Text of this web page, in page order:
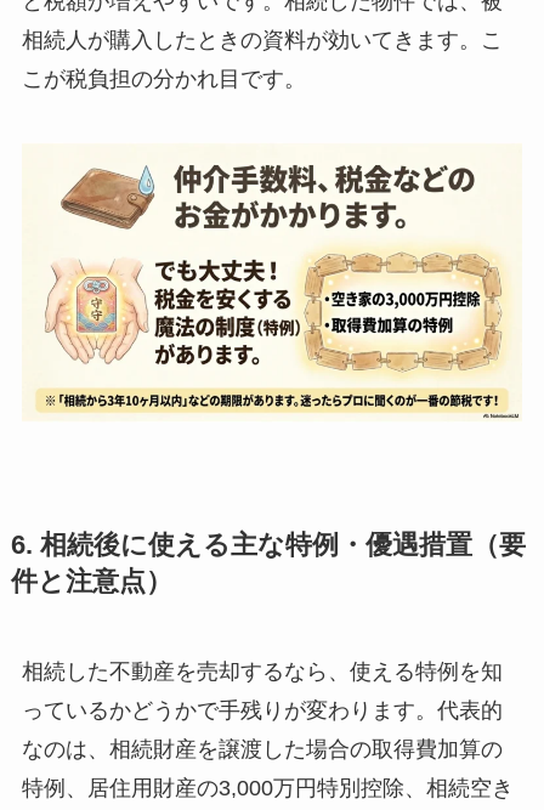
相続人が購入したときの資料が効いてきます。こ
こが税負担の分かれ目です。
6. 相続後に使える主な特例・優遇措置（要
件と注意点）
相続した不動産を売却するなら、使える特例を知
っているかどうかで手残りが変わります。代表的
なのは、相続財産を譲渡した場合の取得費加算の
特例、居住用財産の3,000万円特別控除、相続空き